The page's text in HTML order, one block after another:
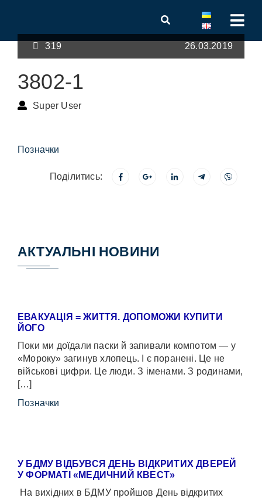
319 26.03.2019
3802-1
Super User
Позначки
Поділитись:
АКТУАЛЬНІ НОВИНИ
ЕВАКУАЦІЯ = ЖИТТЯ. ДОПОМОЖИ КУПИТИ
ЙОГО
Поки ми доїдали паски й запивали компотом — у
«Мороку» загинув хлопець. І є поранені. Це не
військові цифри. Це люди. З іменами. З родинами,
[…]
Позначки
У БДМУ ВІДБУВСЯ ДЕНЬ ВІДКРИТИХ ДВЕРЕЙ
У ФОРМАТІ «МЕДИЧНИЙ КВЕСТ»
На вихідних в БДМУ пройшов День відкритих